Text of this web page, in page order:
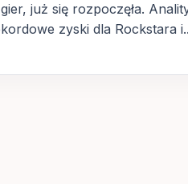
już się rozpoczęła.
zyski dla Rockstara